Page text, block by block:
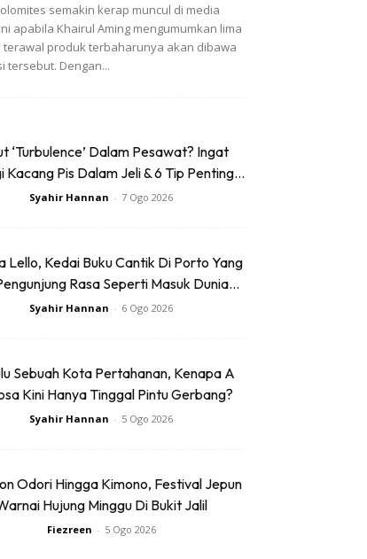
semakin kerap muncul di media
apabila Khairul Aming mengumumkan lima
terawal produk terbaharunya akan dibawa
tersebut. Dengan...
‘Turbulence’ Dalam Pesawat? Ingat
Kacang Pis Dalam Jeli & 6 Tip Penting...
Syahir Hannan - 7 Ogo 2026
Lello, Kedai Buku Cantik Di Porto Yang
Rasa Seperti Masuk Dunia...
Syahir Hannan - 6 Ogo 2026
Sebuah Kota Pertahanan, Kenapa A
Kini Hanya Tinggal Pintu Gerbang?
Syahir Hannan - 5 Ogo 2026
Odori Hingga Kimono, Festival Jepun
Hujung Minggu Di Bukit Jalil
Fiezreen - 5 Ogo 2026